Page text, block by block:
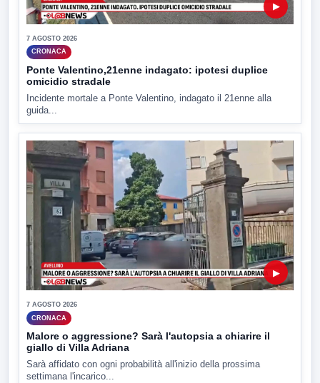
▶
7 AGOSTO 2026
CRONACA
Ponte Valentino,21enne indagato: ipotesi duplice
omicidio stradale
Incidente mortale a Ponte Valentino, indagato il 21enne alla
guida...
▶
7 AGOSTO 2026
CRONACA
Malore o aggressione? Sarà l'autopsia a chiarire il
giallo di Villa Adriana
Sarà affidato con ogni probabilità all'inizio della prossima
settimana l'incarico...